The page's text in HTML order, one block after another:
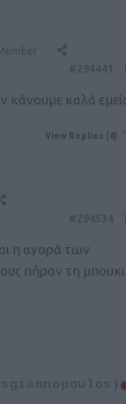
κάνουμε καλά
View Replies (4)
η αγορά των
πήραν τη